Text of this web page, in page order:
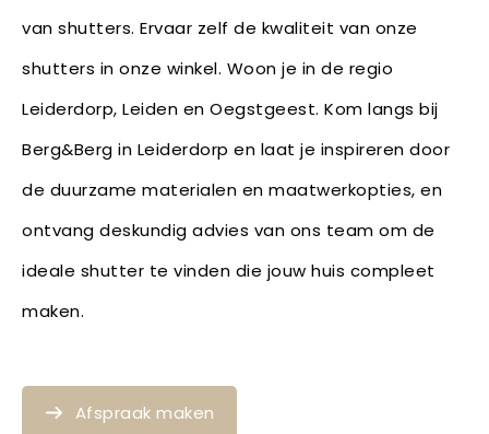
van shutters. Ervaar zelf de kwaliteit van onze
shutters in onze winkel. Woon je in de regio
Leiderdorp, Leiden en Oegstgeest. Kom langs bij
Berg&Berg in Leiderdorp en laat je inspireren door
de duurzame materialen en maatwerkopties, en
ontvang deskundig advies van ons team om de
ideale shutter te vinden die jouw huis compleet
maken.
Afspraak maken